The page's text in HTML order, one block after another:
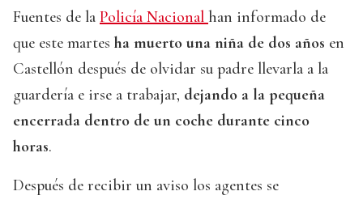
Fuentes de la Policía Nacional han informado de
que este martes ha muerto una niña de dos años en
Castellón después de olvidar su padre llevarla a la
guardería e irse a trabajar, dejando a la pequeña
encerrada dentro de un coche durante cinco
horas.
Después de recibir un aviso los agentes se